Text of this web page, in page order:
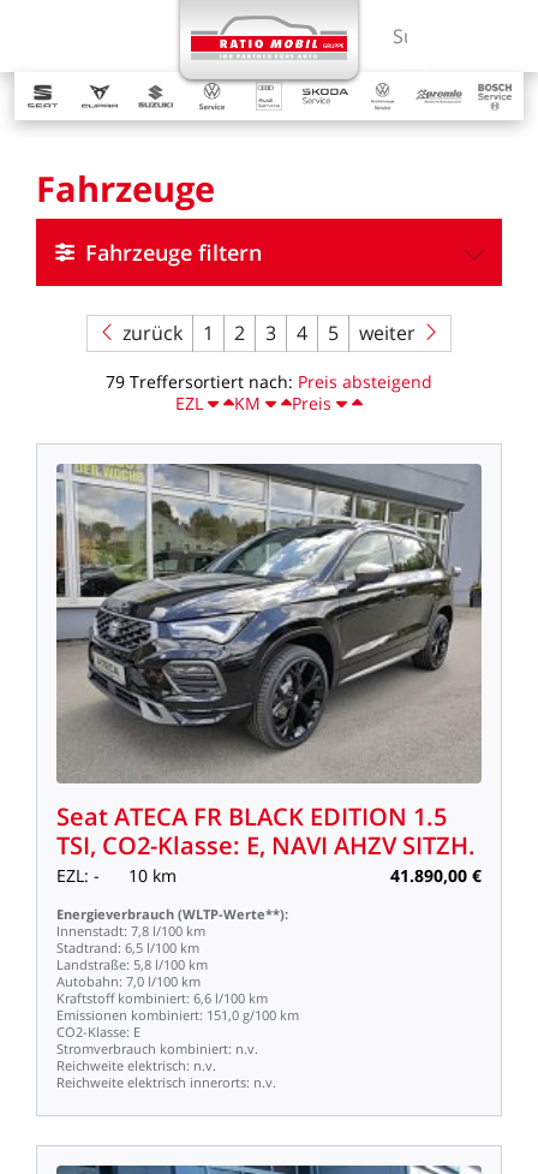
Suchbegriff
Fahrzeuge
Fahrzeuge filtern
zurück 1 2 3 4 5 weiter
79 Treffersortiert nach: Preis absteigend
EZL
KM Preis
SeatATECA FR BLACK EDITION 1.5
TSI, CO2-Klasse: E, NAVI AHZV SITZH.
EZL: - 10 km 41.890,00 €
Energieverbrauch (WLTP-Werte**):
Innenstadt: 7,8 l/100 km
Stadtrand: 6,5 l/100 km
Landstraße: 5,8 l/100 km
Autobahn: 7,0 l/100 km
Kraftstoff kombiniert: 6,6 l/100 km
Emissionen kombiniert: 151,0 g/100 km
CO2-Klasse: E
Stromverbrauch kombiniert: n.v.
Reichweite elektrisch: n.v.
Reichweite elektrisch innerorts: n.v.